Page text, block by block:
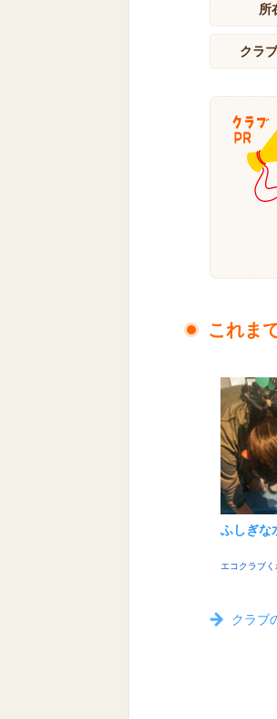
所
クラ
これま
ふしぎな
エコクラブ
クラブ